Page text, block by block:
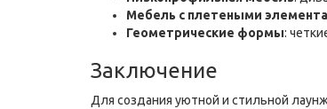
Мебель с плетеными
Геометрические формы:
Заключение
Для создания уютной и стильной